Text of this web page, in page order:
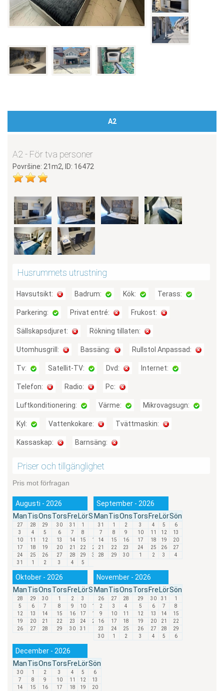
A2
A2 - För tva personer
Površine: 21m2, ID: 16472
Husrummets utrustning
Havsutsikt: Badrum: Kök: Terass:
Parkering: Privat entré: Frukost:
Sällskapsdjuret: Rökning tillaten:
Utomhusgrill: Bassäng: Rullstol Anpassad:
Tv: Satellit-TV: Dvd: Internet:
Telefon: Radio: Pc:
Luftkonditionering: Värme: Mikrovagsugn:
Kyl: Vattenkokare: Tvättmaskin:
Kassaskap: Barnsäng:
Priser och tillgänglighet
Pris mot förfragan
Augusti - 2026
ManTisOnsTors Fre LörSön
27 28 29 30 31 1
3
4 5 6 7 8
10
11 12 13 14 15
16
17
18 19 20 21 22
23
24
25 26 27 28 29
30
31
1 2 3 4 5
September - 2026
ManTisOnsTors Fre LörSön
31 1 2 3 4 5
6
7
8 9 10 11 12
13
14
15 16 17 18 19
20
21
22 23 24 25 26
27
28
29 30 1 2 3 4
Oktober - 2026
ManTisOnsTors Fre LörSön
28 29 30 1 2 3
5
6 7 8 9 10
11
12
13 14 15 16 17
18
19
20 21 22 23 24
25
26
27 28 29 30 31
November - 2026
ManTisOnsTors Fre LörSön
26 27 28 29 30 31
1
2
3 4 5 6 7
8
9
10 11 12 13 14
15
16
17 18 19 20 21
22
23
24 25 26 27 28
29
30
1 2 3 4 5 6
December - 2026
ManTisOnsTors Fre LörSön
30 1 2 3 4 5
6
7
8 9 10 11 12
13
14
15 16 17 18 19
20